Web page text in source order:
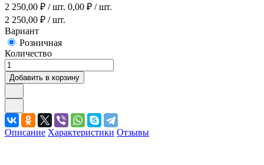
2 250,00 ₽ / шт. 0,00 ₽ / шт.
2 250,00 ₽ / шт.
Вариант
Розничная
Количество
Добавить в корзину
Описание Характеристики Отзывы